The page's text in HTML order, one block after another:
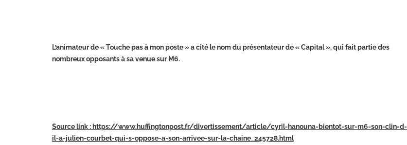
L’animateur de « Touche pas à mon poste » a cité le nom du présentateur de « Capital », qui fait partie des
nombreux opposants à sa venue sur M6.
Source link : https://www.huffingtonpost.fr/divertissement/article/cyril-hanouna-bientot-sur-m6-son-clin-d-
il-a-julien-courbet-qui-s-oppose-a-son-arrivee-sur-la-chaine_245728.html